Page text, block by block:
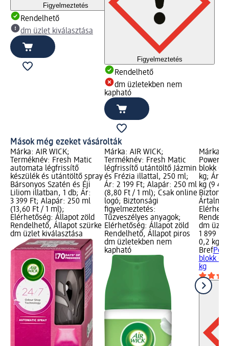
Figyelmeztetés
Rendelhető
dm üzlet kiválasztása
Figyelmeztetés
Rendelhető
dm üzletekben nem
kapható
Mások még ezeket vásárolták
Márka: AIR WICK;
Terméknév: Fresh Matic
automata légfrissítő
készülék és utántöltő spray
Bársonyos Szatén és Éji
Liliom illatban, 1 db; Ár:
3 399 Ft; Alapár: 250 ml
(13,60 Ft / 1 ml);
Elérhetőség: Állapot zöld
Rendelhető, Állapot szürke
dm üzlet kiválasztása
Márka: AIR WICK;
Terméknév: Fresh Matic
légfrissítő utántöltő Jázmin
és Frézia illattal, 250 ml;
Ár: 2 199 Ft; Alapár: 250 ml
(8,80 Ft / 1 ml); Csak online
logó; Biztonsági
figyelmeztetés:
Tűzveszélyes anyagok;
Elérhetőség: Állapot zöld
Rendelhető, Állapot piros
dm üzletekben nem
kapható
Márka:
Power
blokk
kg; Ár:
kg (9
dm
1 899 Ft
0,2 kg
Bref
blokk
kg